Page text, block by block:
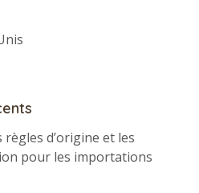
règles d’origine et les
pour les importations